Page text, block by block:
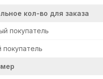
кол-во для заказа
покупатель